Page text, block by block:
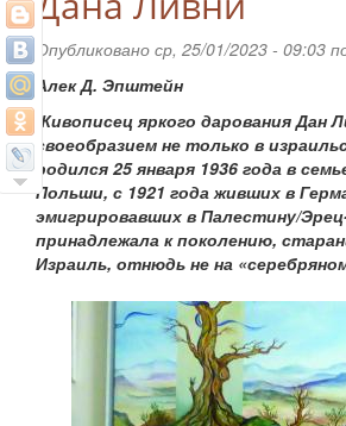
Опубликовано ср, 25/01/2023 - 09:03
Алек Д. Эпштейн
Живописец яркого дарования
своеобразием не только в
родился 25 января 1936 года в
Польши, с 1921 года живших в
эмигрировавших в Палестину/
принадлежала к поколению,
Израиль, отнюдь не на